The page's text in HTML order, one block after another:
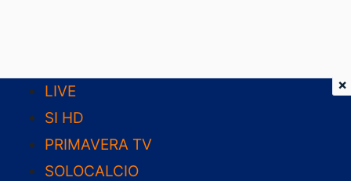
contenuto
LIVE
SI HD
PRIMAVERA TV
SOLOCALCIO
×